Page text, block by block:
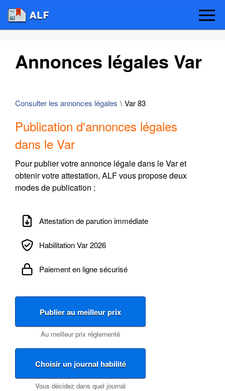
Annonces légales Var
Consulter les annonces légales Var 83
Publication d'annonces légales
dans le Var
Pour publier votre annonce légale dans le Var et
obtenir votre attestation, ALF vous propose deux
modes de publication :
Attestation de parution immédiate
Habilitation Var 2026
Paiement en ligne sécurisé
Au meilleur prix réglementé
Vous décidez dans quel journal